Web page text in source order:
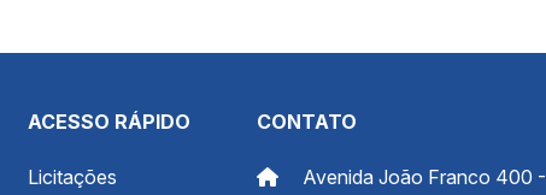
ACESSO RÁPIDO
Licitações
CONTATO
Avenida João Franco 400 -